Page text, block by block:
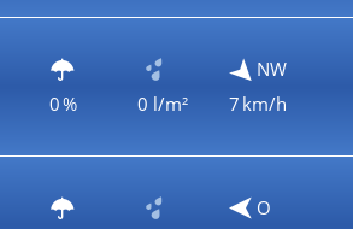
0 % 0 l/m²
NW
7 km/h
O